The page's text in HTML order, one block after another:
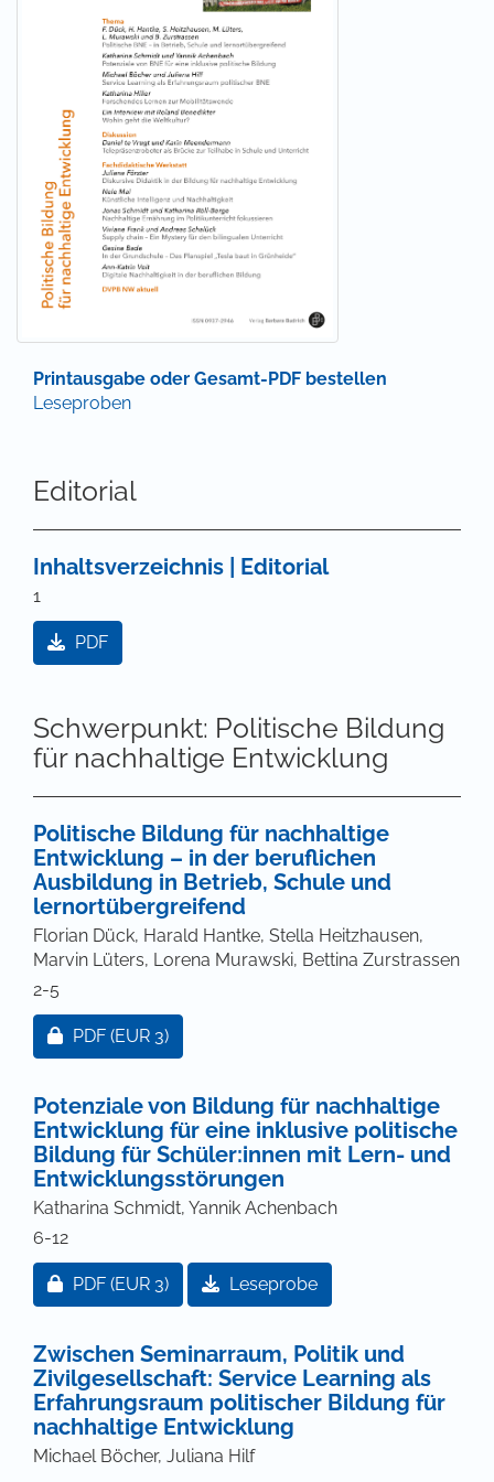
Informationen für Autor*innen
Bibliothekar*innen|Informationen für Leser*innen
Zeitschriften-Onlineshop|
Mail-Alerts|Newsletter
Printausgabe oder Gesamt-PDF bestellen
Leseproben
Editorial
Inhaltsverzeichnis | Editorial
1
PDF
Schwerpunkt: Politische Bildung
für nachhaltige Entwicklung
Politische Bildung für nachhaltige
Entwicklung – in der beruflichen
Ausbildung in Betrieb, Schule und
lernortübergreifend
Florian Dück, Harald Hantke, Stella Heitzhausen,
Marvin Lüters, Lorena Murawski, Bettina Zurstrassen
2-5
Zugang für Abonnent/innen oder durch Zahlung
PDF (EUR 3)
Potenziale von Bildung für nachhaltige
Entwicklung für eine inklusive politische
Bildung für Schüler:innen mit Lern- und
Entwicklungsstörungen
Katharina Schmidt, Yannik Achenbach
6-12
Zugang für Abonnent/innen oder durch Zahlung
PDF (EUR 3) Leseprobe
Zwischen Seminarraum, Politik und
Zivilgesellschaft: Service Learning als
Erfahrungsraum politischer Bildung für
nachhaltige Entwicklung
Michael Böcher, Juliana Hilf